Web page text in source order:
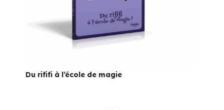
Du rififi à l’école de magie